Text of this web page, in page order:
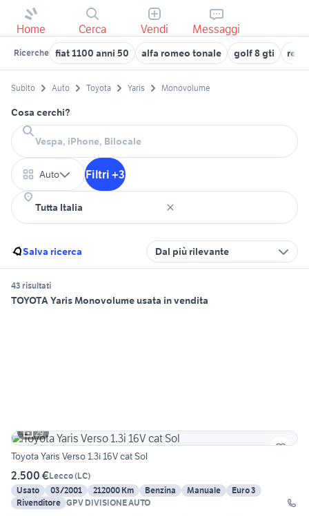
Home Cerca Vendi Messaggi
Ricerche fiat 1100 anni 50 alfa romeo tonale golf 8 gti
Subito Auto Toyota Yaris Monovolume
Cosa cerchi?
Auto Filtri +3
Salva ricerca Dal più rilevante
43 risultati
TOYOTA Yaris Monovolume usata in vendita
29
Toyota Yaris Verso 1.3i 16V cat Sol
2.500 €Lecco(LC)
Usato
03/2001 212000 Km Benzina Manuale
Euro 3
Rivenditore GPV DIVISIONE AUTO